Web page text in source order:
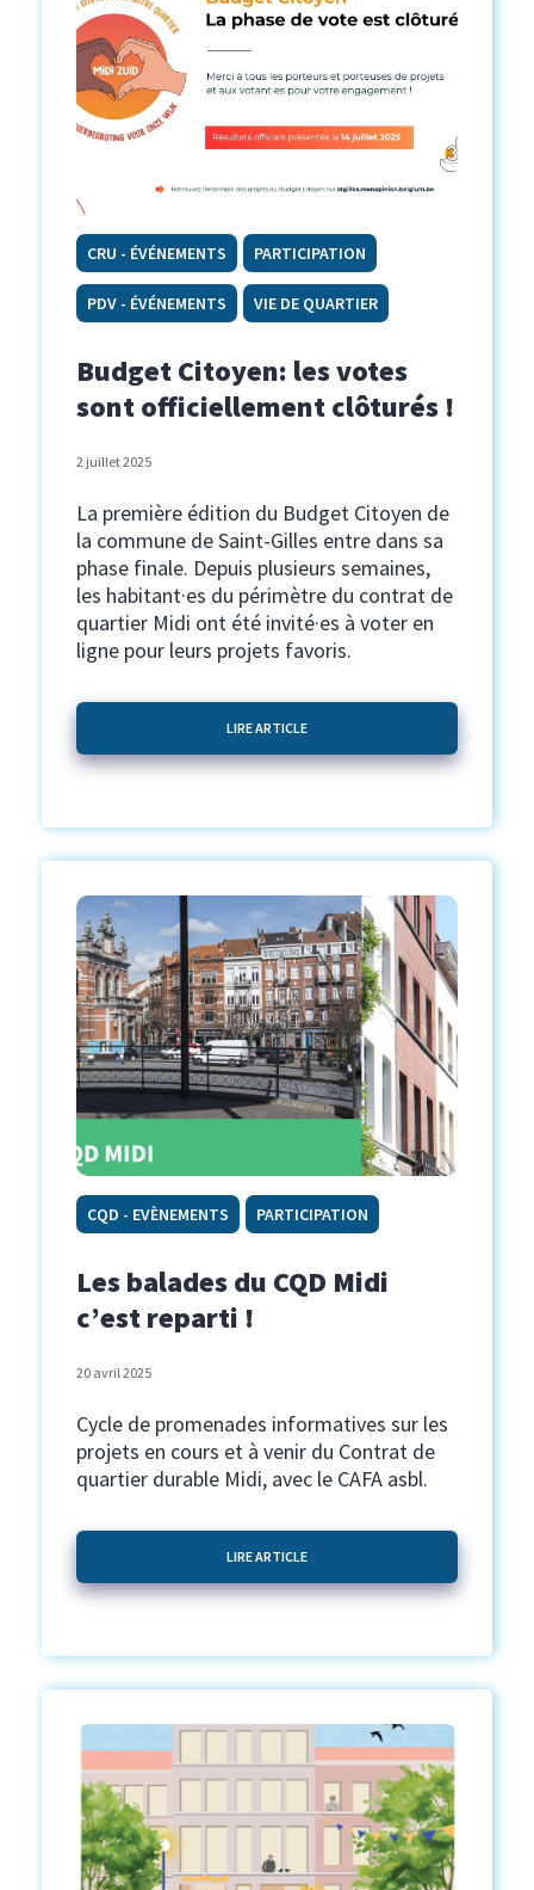
CRU - ÉVÉNEMENTS PARTICIPATION
PDV - ÉVÉNEMENTS VIE DE QUARTIER
Budget Citoyen: les votes
sont officiellement clôturés !
2 juillet 2025
La première édition du Budget Citoyen de
la commune de Saint-Gilles entre dans sa
phase finale. Depuis plusieurs semaines,
les habitant·es du périmètre du contrat de
quartier Midi ont été invité·es à voter en
ligne pour leurs projets favoris.
LIRE ARTICLE
CQD - EVÈNEMENTS PARTICIPATION
Les balades du CQD Midi
c’est reparti !
20 avril 2025
Cycle de promenades informatives sur les
projets en cours et à venir du Contrat de
quartier durable Midi, avec le CAFA asbl.
LIRE ARTICLE